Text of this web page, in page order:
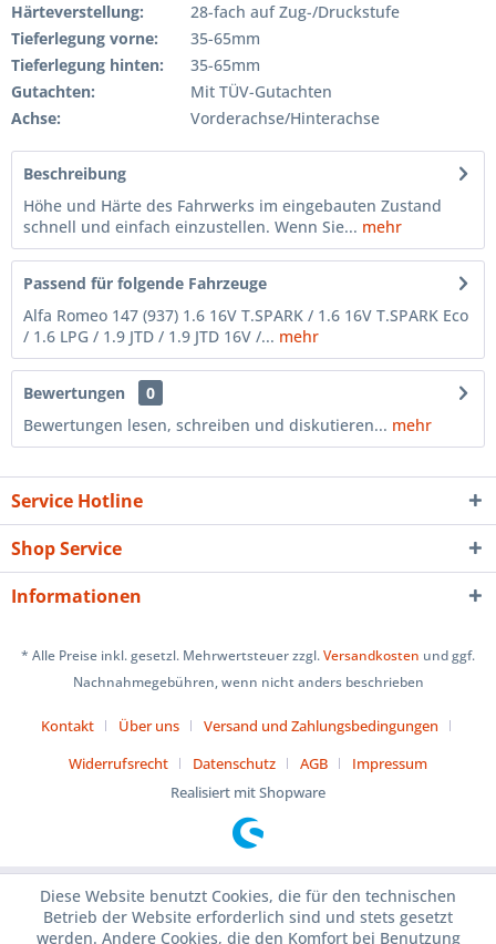
Härteverstellung:
28-fach auf Zug-/Druckstufe
Tieferlegung vorne:
35-65mm
Tieferlegung hinten:
35-65mm
Gutachten:
Mit TÜV-Gutachten
Achse:
Vorderachse/Hinterachse
Beschreibung
Höhe und Härte des Fahrwerks im eingebauten Zustand
schnell und einfach einzustellen. Wenn Sie... mehr
Passend für folgende Fahrzeuge
Alfa Romeo 147 (937) 1.6 16V T.SPARK / 1.6 16V T.SPARK Eco
/ 1.6 LPG / 1.9 JTD / 1.9 JTD 16V /... mehr
Bewertungen
0
Bewertungen lesen, schreiben und diskutieren... mehr
Service Hotline
Shop Service
Informationen
* Alle Preise inkl. gesetzl. Mehrwertsteuer zzgl.Versandkosten und ggf.
Nachnahmegebühren, wenn nicht anders beschrieben
Kontakt Über uns
Versand und Zahlungsbedingungen
Widerrufsrecht
Datenschutz AGB
Impressum
Realisiert mit Shopware
Diese Website benutzt Cookies, die für den technischen
Betrieb der Website erforderlich sind und stets gesetzt
werden. Andere Cookies, die den Komfort bei Benutzung